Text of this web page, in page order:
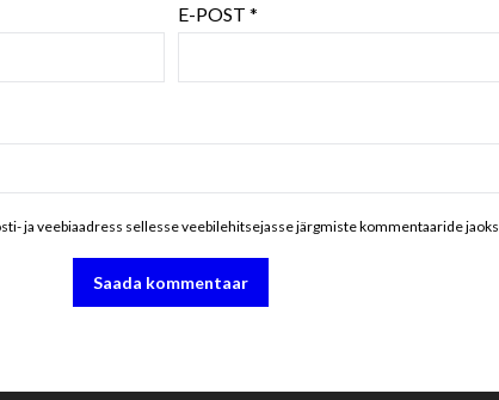
E-POST *
ja veebiaadress sellesse veebilehitsejasse järgmiste kommentaaride jaoks.